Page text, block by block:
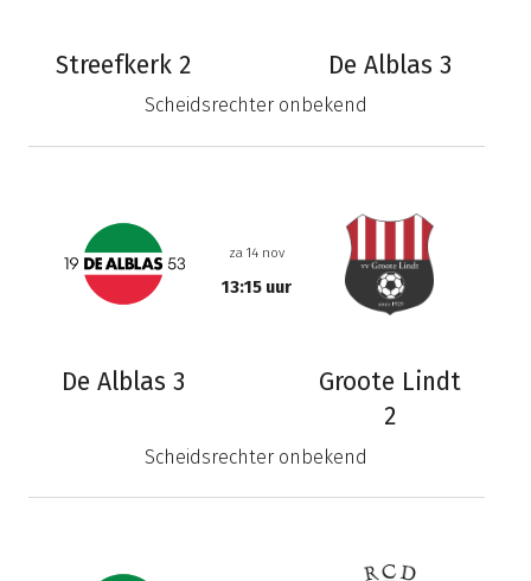
Streefkerk 2 De Alblas 3
Scheidsrechter onbekend
De Alblas 3
za 14 nov
13:15 uur
Groote Lindt
2
Scheidsrechter onbekend